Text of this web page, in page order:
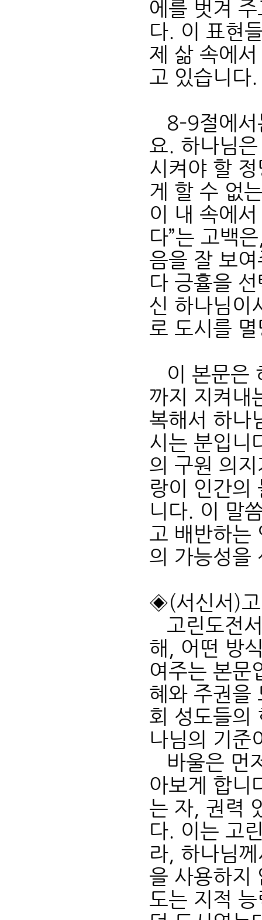
에를 벗겨
다. 이 표현
제 삶 속에
고 있습니다.
8–9절에서
요. 하나님
시켜야 할
게 할 수 없
이 내 속에
다”는 고백
음을 잘 보
다 긍휼을
신 하나님이
로 도시를
이 본문은
까지 지켜내
복해서 하나
시는 분입니
의 구원 의
랑이 인간의
니다. 이 말
고 배반하는
의 가능성을
◈(서신서)
고린도전
해, 어떤 방
여주는 본문
혜와 주권을
회 성도들의
나님의 기준
바울은 먼
아보게 합니
는 자, 권력
다. 이는 고
라, 하나님
을 사용하지
도는 지적